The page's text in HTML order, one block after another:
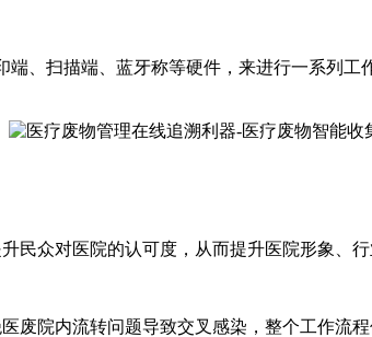
扫描端、蓝牙称等硬件，来进行一系列工
众对医院的认可度，从而提升医院形象、行
院内流转问题导致交叉感染，整个工作流程